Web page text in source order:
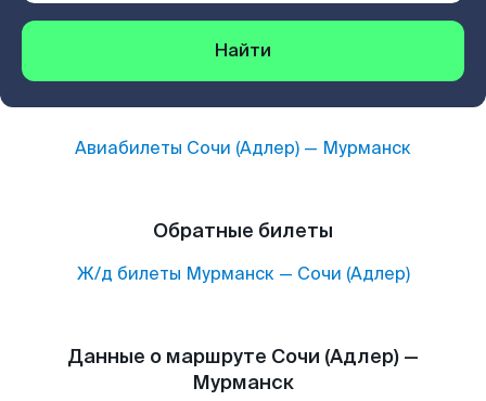
Найти
Авиабилеты Сочи (Адлер) — Мурманск
Обратные билеты
Ж/д билеты Мурманск— Сочи (Адлер)
Данные о маршруте Сочи (Адлер) —
Мурманск